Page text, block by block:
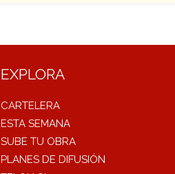
EXPLORA
CARTELERA
ESTA SEMANA
SUBE TU OBRA
PLANES DE DIFUSIÓN